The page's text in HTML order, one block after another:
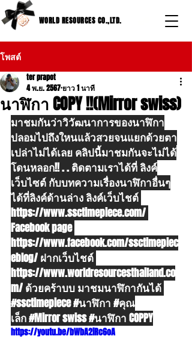
WORLD RESOURCES CO.,LTD.
โพสต์
นาฬิกา COPY !!(Mirror swiss)
ter prapot
4 พ.ย. 2567 ยาว 1 นาที
มาชมกันว่าวิวัฒนาการของนาฬิกา
ปลอมไปถึงใหนแล้วสวยจนแยกด้วยตา
เปล่าไม่ได้เลย คลิปนี้มาชมกันจะไม่ได้
โดนหลอก!! . . ติดตามเราได้ที่ ลิงค์
เว็บไซต์ กับบทความเรื่องนาฬิกาอื่นๆ
ได้ที่ลิงค์ด้านล่าง ลิงค์เว็บไชต์
https://www.ssctimepiece.com/
Facebook page
https://www.facebook.com/ssctimepiec
eblog/ ฝากเว็บไชต์
https://www.worldresourcesthailand.co
m/ ด้วยคร้าบบ มาชมนาฬิกากันได้
#ssctimepiece#นาฬิกา #คุณ
เล็ก #Mirror swiss #นาฬิกา COPPY
https://youtu.be/bWbA2iRc6oA